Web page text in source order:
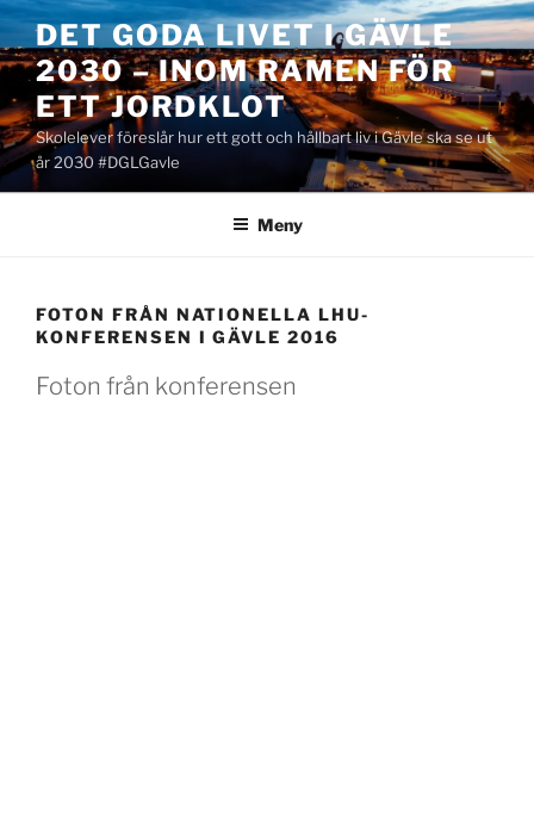
Hoppa
till
innehåll
DET GODA LIVET I GÄVLE
2030 – INOM RAMEN FÖR
ETT JORDKLOT
Skolelever föreslår hur ett gott och hållbart liv i Gävle ska se ut
år 2030 #DGLGavle
Meny
FOTON FRÅN NATIONELLA LHU-
KONFERENSEN I GÄVLE 2016
Foton från konferensen